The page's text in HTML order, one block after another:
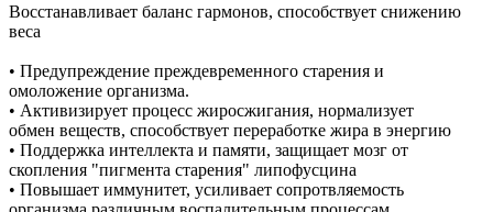
Восстанавливает баланс гармонов, способствует снижению
веса
• Предупреждение преждевременного старения и
омоложение организма.
• Активизирует процесс жиросжигания, нормализует
обмен веществ, способствует переработке жира в энергию
• Поддержка интеллекта и памяти, защищает мозг от
скопления "пигмента старения" липофусцина
• Повышает иммунитет, усиливает сопротвляемость